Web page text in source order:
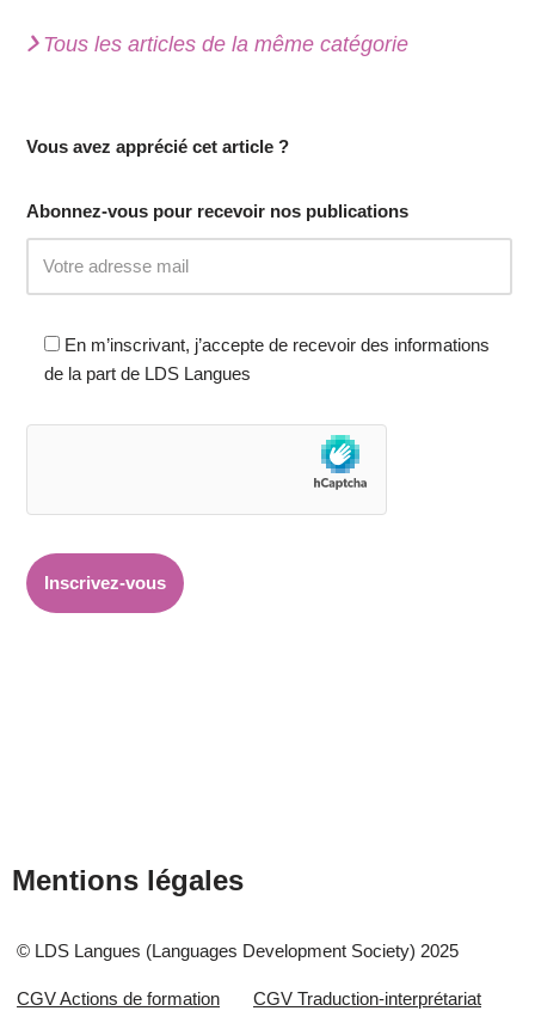
Tous les articles de la même catégorie
Vous avez apprécié cet article ?
Abonnez-vous pour recevoir nos publications
En m’inscrivant, j’accepte de recevoir des informations
de la part de LDS Langues
Mentions légales
© LDS Langues (Languages Development Society) 2025
CGV Actions de formation CGV Traduction-interprétariat